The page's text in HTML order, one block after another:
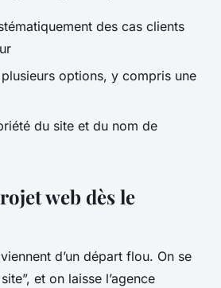
des cas clients
options, y compris une
du site et du nom de
web dès le
d’un départ flou. On se
et on laisse l’agence